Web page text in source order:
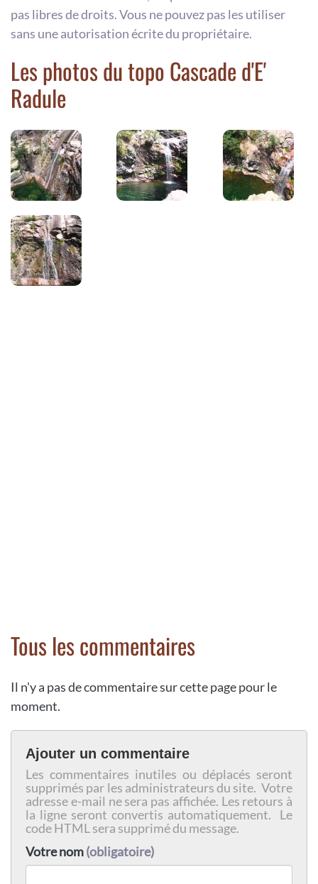
pas libres de droits. Vous ne pouvez pas les utiliser
sans une autorisation écrite du propriétaire.
Les photos du topo Cascade d'E'
Radule
Tous les commentaires
Il n'y a pas de commentaire sur cette page pour le
moment.
Ajouter un commentaire
Les commentaires inutiles ou déplacés seront
supprimés par les administrateurs du site. Votre
adresse e-mail ne sera pas affichée. Les retours à
la ligne seront convertis automatiquement. Le
code HTML sera supprimé du message.
Votre nom(obligatoire)